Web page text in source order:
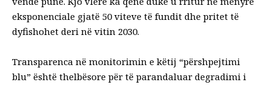
eksponenciale gjatë 50 viteve të fundit dhe pritet të
dyfishohet deri në vitin 2030.
Transparenca në monitorimin e këtij “përshpejtimi
blu” është thelbësore për të parandaluar degradimi i